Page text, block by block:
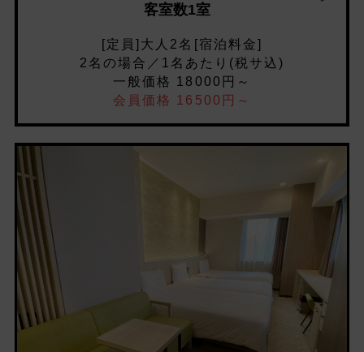
客室数1室
[定員]大人2名[宿泊料金]
2名の場合／1名あたり(税サ込)
一般価格 18000円～
会員価格 16500円～